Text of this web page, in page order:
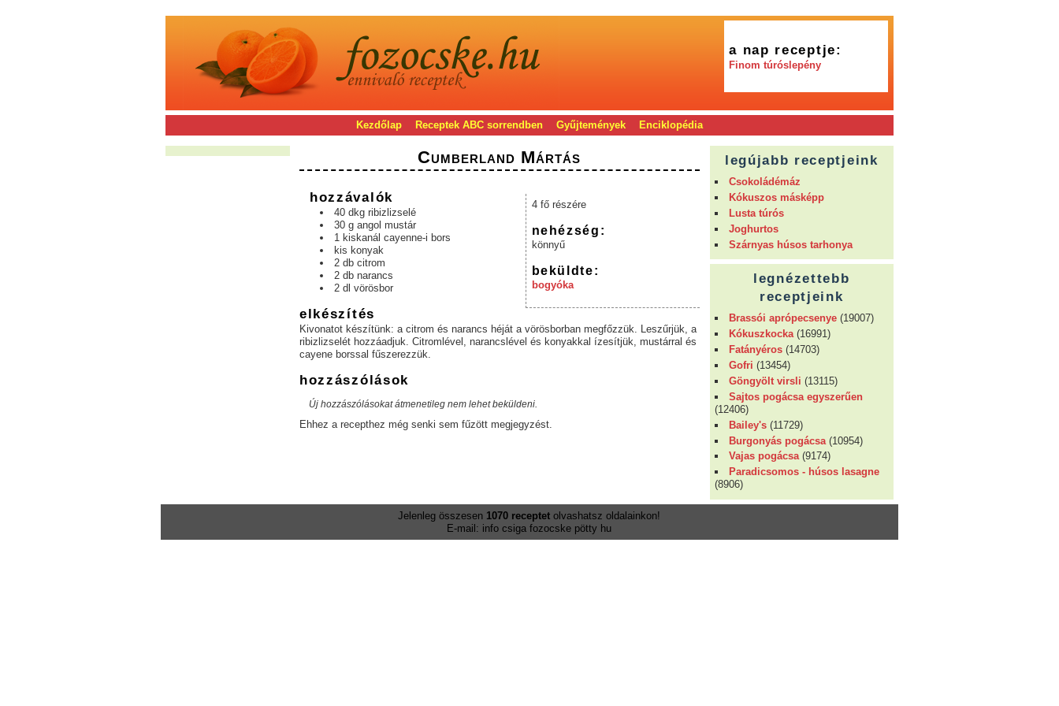
a nap receptje:
Finom túróslepény
Kezdőlap Receptek ABC sorrendben Gyűjtemények Enciklopédia
Cumberland Mártás
4 fő részére
nehézség:
könnyű
beküldte:
bogyóka
hozzávalók
40 dkg ribizlizselé
30 g angol mustár
1 kiskanál cayenne-i bors
kis konyak
2 db citrom
2 db narancs
2 dl vörösbor
elkészítés
Kivonatot készítünk: a citrom és narancs héját a vörösborban megfőzzük. Leszűrjük, a
ribizlizselét hozzáadjuk. Citromlével, narancslével és konyakkal ízesítjük, mustárral és
cayene borssal fűszerezzük.
hozzászólások
Új hozzászólásokat átmenetileg nem lehet beküldeni.
Ehhez a recepthez még senki sem fűzött megjegyzést.
legújabb receptjeink
Csokoládémáz
Kókuszos másképp
Lusta túrós
Joghurtos
Szárnyas húsos tarhonya
legnézettebb
receptjeink
Brassói aprópecsenye (19007)
Kókuszkocka(16991)
Fatányéros (14703)
Gofri (13454)
Göngyölt virsli (13115)
Sajtos pogácsa egyszerűen
(12406)
Bailey's (11729)
Burgonyás pogácsa (10954)
Vajas pogácsa(9174)
Paradicsomos - húsos lasagne
(8906)
Jelenleg összesen 1070 receptet olvashatsz oldalainkon!
E-mail: info csiga fozocske pötty hu